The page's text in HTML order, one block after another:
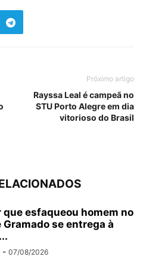
Próximo artigo
Rayssa Leal é campeã no
STU Porto Alegre em dia
vitorioso do Brasil
que esfaqueou homem no
Gramado se entrega à
- 07/08/2026